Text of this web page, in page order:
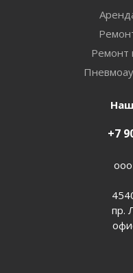
Ремонт
+7
пр.